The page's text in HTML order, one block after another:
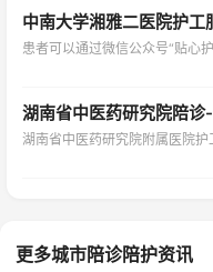
中南大学湘雅二医院护工
患者可以通过微信公众号“贴心
湖南省中医药研究院陪
湖南省中医药研究院附属医院
更多城市陪诊陪护资讯